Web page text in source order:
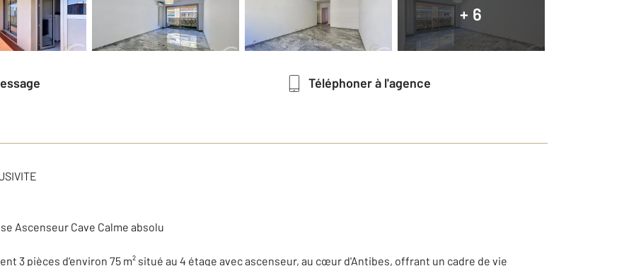
+ 6
Téléphoner à l'agence
Ascenseur Cave Calme absolu
3 pièces d'environ 75 m² situé au 4 étage avec ascenseur, au cœur d'Antibes, offrant un cadre de vie